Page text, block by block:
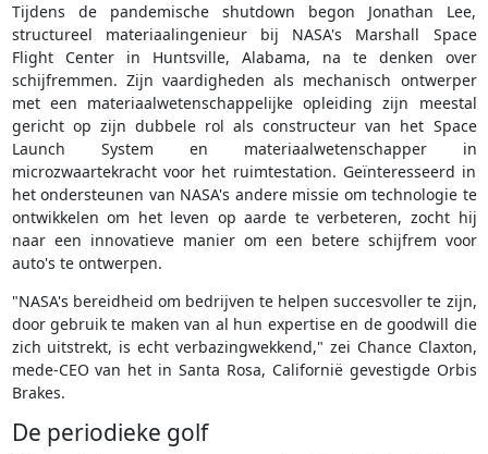
Tijdens de pandemische shutdown begon Jonathan Lee,
structureel materiaalingenieur bij NASA's Marshall Space
Flight Center in Huntsville, Alabama, na te denken over
schijfremmen. Zijn vaardigheden als mechanisch ontwerper
met een materiaalwetenschappelijke opleiding zijn meestal
gericht op zijn dubbele rol als constructeur van het Space
Launch System en materiaalwetenschapper in
microzwaartekracht voor het ruimtestation. Geïnteresseerd in
het ondersteunen van NASA's andere missie om technologie te
ontwikkelen om het leven op aarde te verbeteren, zocht hij
naar een innovatieve manier om een betere schijfrem voor
auto's te ontwerpen.
"NASA's bereidheid om bedrijven te helpen succesvoller te zijn,
door gebruik te maken van al hun expertise en de goodwill die
zich uitstrekt, is echt verbazingwekkend," zei Chance Claxton,
mede-CEO van het in Santa Rosa, Californië gevestigde Orbis
Brakes.
De periodieke golf